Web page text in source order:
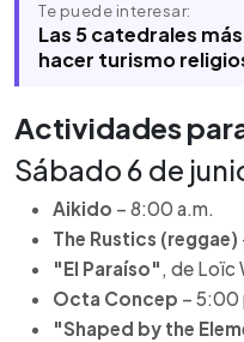
Te puede interesar:
Las 5 catedrales
hacer turismo
Actividades
Sábado 6 de
Aikido – 8:00 a.m.
The Rustics (reggae)
"El Paraíso", de Loïc
Octa Concep – 5:00
"Shaped by the